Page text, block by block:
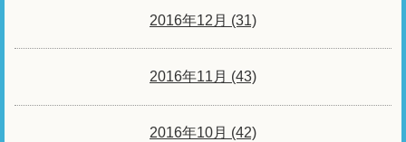
2016年12月 (31)
2016年11月 (43)
2016年10月 (42)